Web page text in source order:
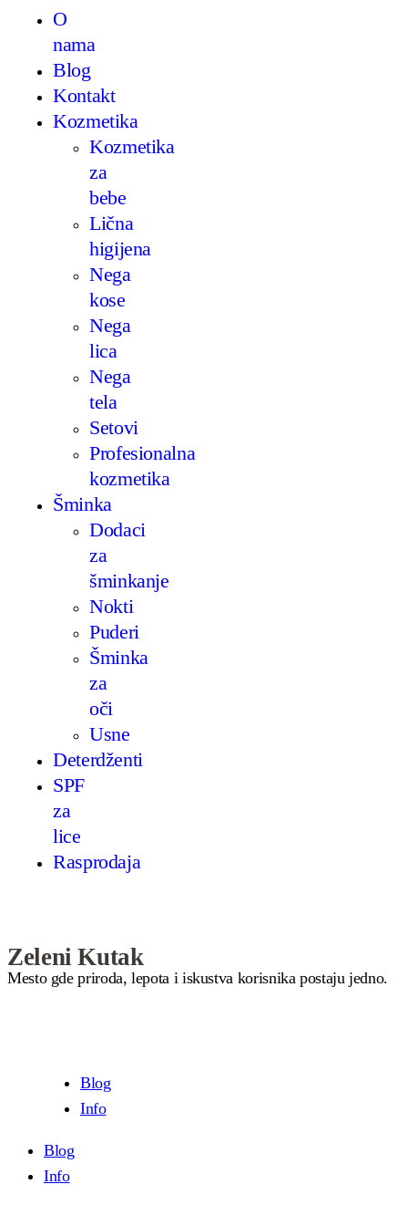
O
nama
Blog
Kontakt
Kozmetika
Kozmetika
za
bebe
Lična
higijena
Nega
kose
Nega
lica
Nega
tela
Setovi
Profesionalna
kozmetika
Šminka
Dodaci
za
šminkanje
Nokti
Puderi
Šminka
za
oči
Usne
Deterdženti
SPF
za
lice
Rasprodaja
Zeleni Kutak
Mesto gde priroda, lepota i iskustva korisnika postaju jedno.
Blog
Info
Blog
Info